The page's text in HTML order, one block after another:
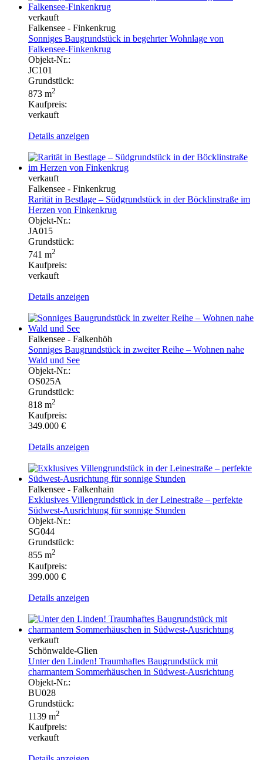
verkauft
Falkensee - Finkenkrug
Sonniges Baugrundstück in begehrter Wohnlage von
Falkensee-Finkenkrug
Objekt-Nr.:
JC101
Grundstück:
873 m2
Kaufpreis:
verkauft
Details anzeigen
verkauft
Falkensee - Finkenkrug
Rarität in Bestlage – Südgrundstück in der Böcklinstraße im
Herzen von Finkenkrug
Objekt-Nr.:
JA015
Grundstück:
741 m2
Kaufpreis:
verkauft
Details anzeigen
Falkensee - Falkenhöh
Sonniges Baugrundstück in zweiter Reihe – Wohnen nahe
Wald und See
Objekt-Nr.:
OS025A
Grundstück:
818 m2
Kaufpreis:
349.000 €
Details anzeigen
Falkensee - Falkenhain
Exklusives Villengrundstück in der Leinestraße – perfekte
Südwest-Ausrichtung für sonnige Stunden
Objekt-Nr.:
SG044
Grundstück:
855 m2
Kaufpreis:
399.000 €
Details anzeigen
verkauft
Schönwalde-Glien
Unter den Linden! Traumhaftes Baugrundstück mit
charmantem Sommerhäuschen in Südwest-Ausrichtung
Objekt-Nr.:
BU028
Grundstück:
1139 m2
Kaufpreis:
verkauft